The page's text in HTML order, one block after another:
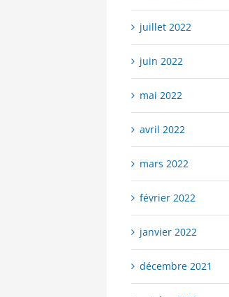
juillet 2022
juin 2022
mai 2022
avril 2022
mars 2022
février 2022
janvier 2022
décembre 2021